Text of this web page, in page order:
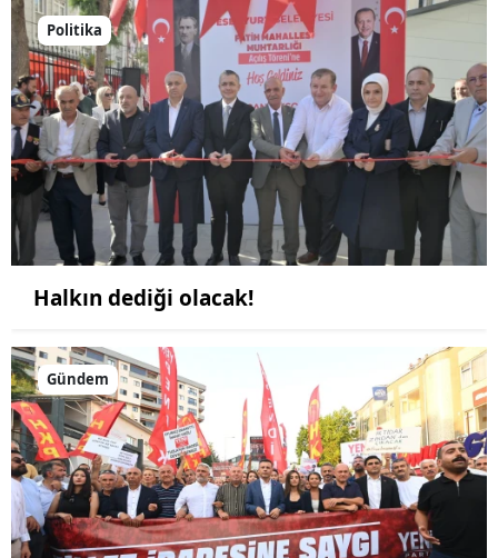
Politika
Halkın dediği olacak!
Gündem